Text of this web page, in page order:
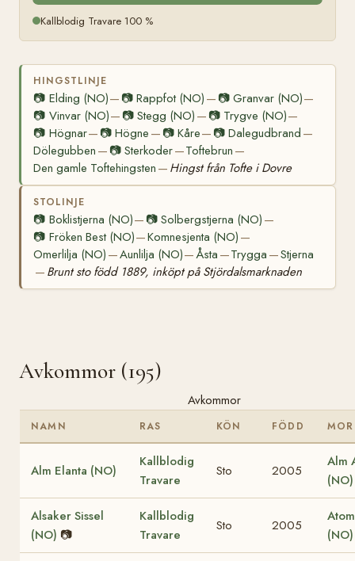
Kallblodig Travare 100 %
HINGSTLINJE
📷 Elding (NO)— 📷Rappfot (NO) — 📷 Granvar (NO)—
📷 Vinvar (NO)— 📷Stegg (NO) — 📷 Trygve (NO)—
📷 Högnar— 📷Högne — 📷 Kåre— 📷 Dalegudbrand —
Dölegubben — 📷Sterkoder—Toftebrun —
Den gamle Toftehingsten — Hingst från Tofte i Dovre
STOLINJE
📷 Boklistjerna (NO)— 📷Solbergstjerna (NO) —
📷 Fröken Best (NO)—Komnesjenta (NO) —
Omerlilja (NO) —Aunlilja (NO)—Åsta —Trygga —Stjerna
— Brunt sto född 1889, inköpt på Stjördalsmarknaden
Avkommor (195)
Avkommor
NAMN RAS KÖN FÖDD MOR
Alm Elanta (NO)
Kallblodig
Travare
Sto 2005
Alm
(NO)
Alsaker Sissel
(NO) 📷
Kallblodig
Travare
Sto 2005
(NO)